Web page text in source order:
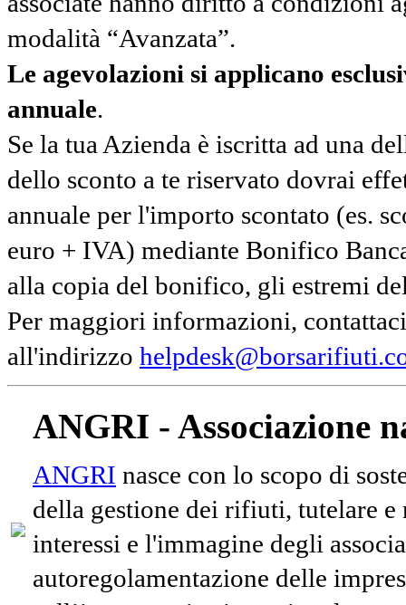
modalità “Avanzata”.
Le agevolazioni si applicano
annuale.
Se la tua Azienda è iscritta ad una
dello sconto a te riservato dovrai
annuale per l'importo scontato (es.
euro + IVA) mediante Bonifico
alla copia del bonifico, gli estremi
Per maggiori informazioni,
all'indirizzo
ANGRI - Associazione
ANGRI nasce con lo scopo di
della gestione dei rifiuti, tutelare e
interessi e l'immagine degli
autoregolamentazione delle